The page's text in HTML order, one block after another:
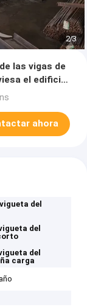
2/3
las vigas de
el edificio
ahora
del
del
del
carga